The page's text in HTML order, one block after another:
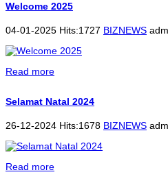
Welcome 2025
04-01-2025 Hits:1727 BIZNEWS
Read more
Selamat Natal 2024
26-12-2024 Hits:1678 BIZNEWS
Read more